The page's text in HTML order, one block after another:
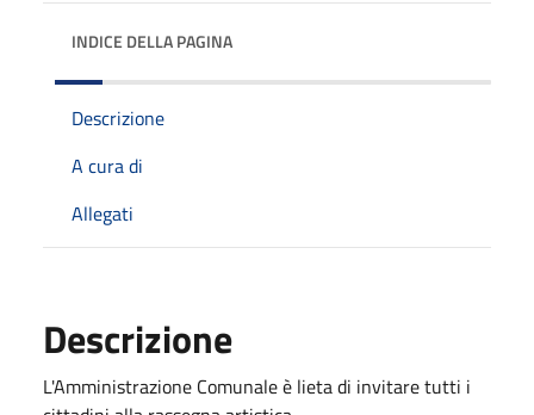
INDICE DELLA PAGINA
Descrizione
A cura di
Allegati
Descrizione
L'Amministrazione Comunale è lieta di invitare tutti i